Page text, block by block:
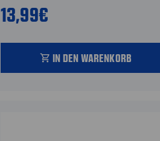
13,99€
shopping_cart IN DEN WARENKORB